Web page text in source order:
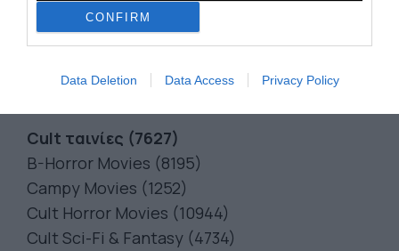
CONFIRM
Data Deletion Data Access Privacy Policy
Teen Comedies (3519)
Satires (4922)
Slapstick Comedies (10256)
Cult ταινίες (7627)
B-Horror Movies (8195)
Campy Movies (1252)
Cult Horror Movies (10944)
Cult Sci-Fi & Fantasy (4734)